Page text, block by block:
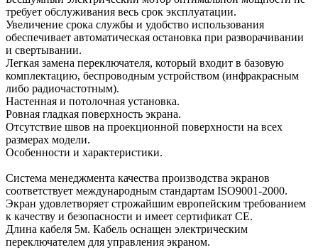
требует обслуживания весь срок эксплуатации.
Увеличение срока службы и удобство использования
обеспечивает автоматическая остановка при разворачивании
и свертывании.
Легкая замена переключателя, который входит в базовую
комплектацию, беспроводным устройством (инфракрасным
либо радиочастотным).
Настенная и потолочная установка.
Ровная гладкая поверхность экрана.
Отсутствие швов на проекционной поверхности на всех
размерах модели.
Особенности и характеристики.
Система менеджмента качества производства экранов
соответствует международным стандартам ISO9001-2000.
Экран удовлетворяет строжайшим европейским требованием
к качеству и безопасности и имеет сертификат СЕ.
Длина кабеля 5м. Кабель оснащен электрическим
переключателем для управления экраном.